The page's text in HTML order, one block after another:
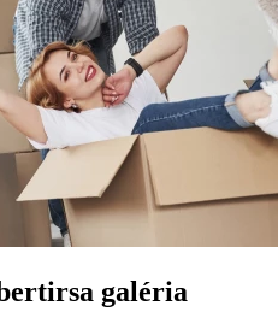
galéria